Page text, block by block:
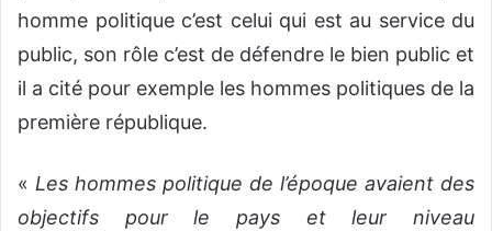
homme politique c’est celui qui est au service du
public, son rôle c’est de défendre le bien public et
il a cité pour exemple les hommes politiques de la
première république.
« Les hommes politique de l’époque avaient des
objectifs pour le pays et leur niveau